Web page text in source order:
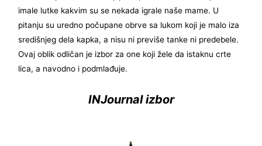
imale lutke kakvim su se nekada igrale naše mame. U
pitanju su uredno počupane obrve sa lukom koji je malo iza
središnjeg dela kapka, a nisu ni previše tanke ni predebele.
Ovaj oblik odličan je izbor za one koji žele da istaknu crte
lica, a navodno i podmlađuje.
INJournal izbor